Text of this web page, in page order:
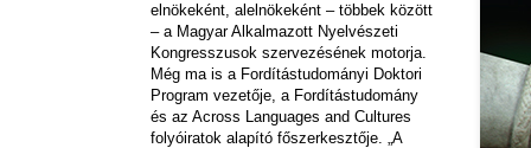
elnökeként, alelnökeként – többek között
– a Magyar Alkalmazott Nyelvészeti
Kongresszusok szervezésének motorja.
Még ma is a Fordítástudományi Doktori
Program vezetője, a Fordítástudomány
és az Across Languages and Cultures
folyóiratok alapító főszerkesztője. „A